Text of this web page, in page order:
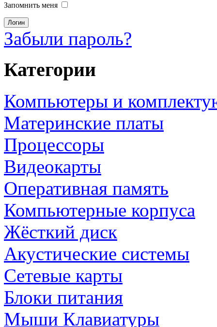
Запомнить меня
Забыли пароль?
Категории
Компьютеры и
Материнские платы
Процессоры
Видеокарты
Оперативная память
Компьютерные корпуса
Жёсткий диск
Акустические системы
Сетевые карты
Блоки питания
Мыши Клавиатуры